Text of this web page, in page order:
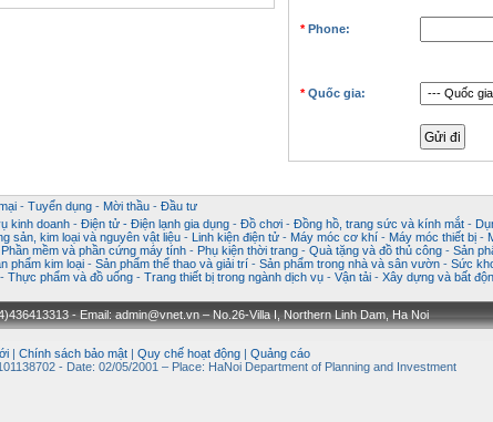
* Phone:
*Quốc gia:
- Tuyển dụng - Mời thầu - Đầu tư
kinh doanh - Điện tử - Điện lạnh gia dụng - Đồ chơi - Đồng hồ, trang sức và kính mắt -
sản, kim loại và nguyên vật liệu - Linh kiện điện tử - Máy móc cơ khí - Máy móc thiết bị -
Phần mềm và phần cứng máy tính - Phụ kiện thời trang - Quà tặng và đồ thủ công - Sản
phẩm kim loại - Sản phẩm thể thao và giải trí - Sản phẩm trong nhà và sân vườn - Sức
- Thực phẩm và đồ uống - Trang thiết bị trong ngành dịch vụ - Vận tải - Xây dựng và bất
- Email: admin@vnet.vn – No.26-Villa I, Northern Linh Dam, Ha Noi
Chính sách bảo mật Quy chế hoạt động Quảng cáo
- Date: 02/05/2001 – Place: HaNoi Department of Planning and Investment